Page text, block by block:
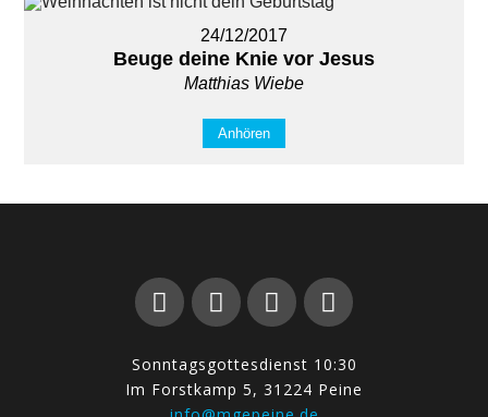
24/12/2017
Beuge deine Knie vor Jesus
Matthias Wiebe
Anhören
Sonntagsgottesdienst 10:30
Im Forstkamp 5, 31224 Peine